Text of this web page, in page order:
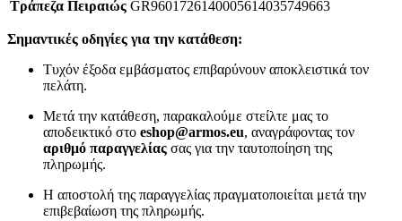
Τράπεζα Πειραιώς GR9601726140005614035749663
Σημαντικές οδηγίες για την κατάθεση:
Τυχόν έξοδα εμβάσματος επιβαρύνουν αποκλειστικά τον
πελάτη.
Μετά την κατάθεση, παρακαλούμε στείλτε μας το
αποδεικτικό στο eshop@armos.eu, αναγράφοντας τον
αριθμό παραγγελίας σας για την ταυτοποίηση της
πληρωμής.
Η αποστολή της παραγγελίας πραγματοποιείται μετά την
επιβεβαίωση της πληρωμής.